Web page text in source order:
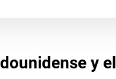
y el